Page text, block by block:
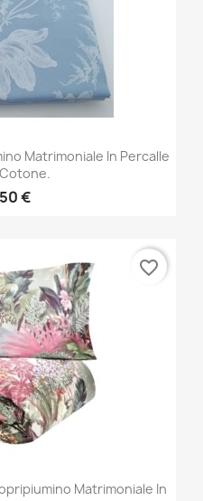
Matrimoniale In Percalle
€
Matrimoniale In
favorite_border